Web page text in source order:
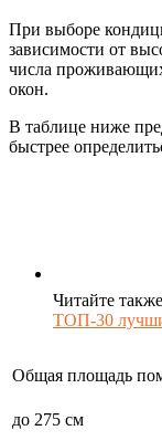
При выборе
зависимости от
числа
окон.
В таблице ниже
быстрее
Читайте
ТОП-30
Общая площадь
до 275 см